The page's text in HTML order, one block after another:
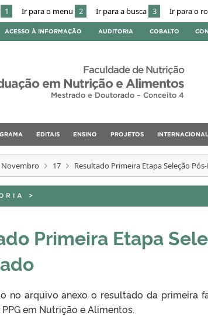
1 Ir para o menu 2 Ir para a busca 3 Ir para o
ACESSO À INFORMAÇÃO AUDITORIA COBALTO
Faculdade de Nutrição
em Nutrição e Alimentos
Mestrado e Doutorado – Conceito 4
EDITAIS ENSINO PROJETOS
Novembro 17 Resultado Primeira Etapa Seleção
>
Primeira Etapa
no arquivo anexo o resultado da primeira
em Nutrição e Alimentos.